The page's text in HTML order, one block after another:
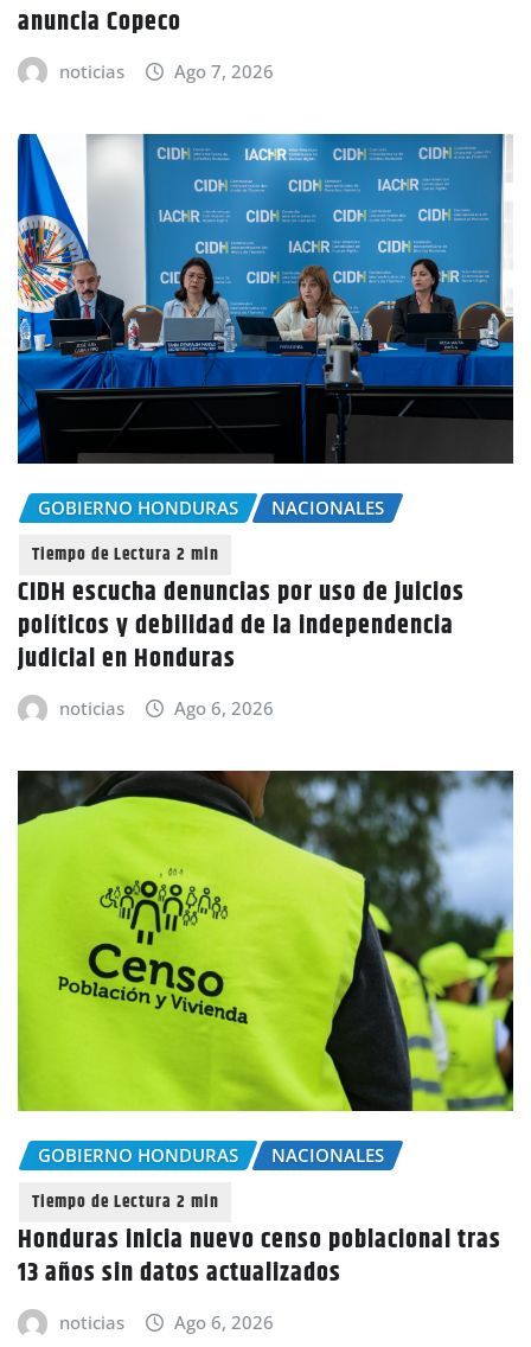
anuncia Copeco
noticias Ago 7, 2026
GOBIERNO HONDURAS NACIONALES
CIDH escucha denuncias por uso de juicios
políticos y debilidad de la independencia
judicial en Honduras
noticias Ago 6, 2026
GOBIERNO HONDURAS NACIONALES
Honduras inicia nuevo censo poblacional tras
13 años sin datos actualizados
noticias Ago 6, 2026